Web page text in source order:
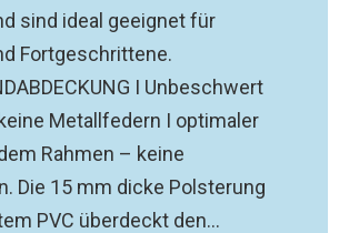
sind ideal geeignet für
Fortgeschrittene.
I Unbeschwert
Metallfedern I optimaler
Rahmen – keine
Die 15 mm dicke Polsterung
PVC überdeckt den...